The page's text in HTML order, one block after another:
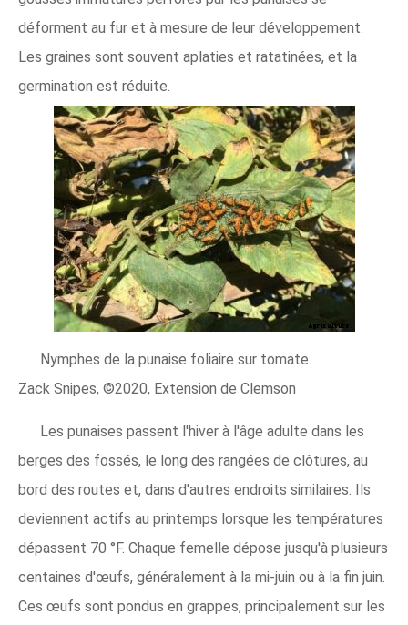
déforment au fur et à mesure de leur développement.
Les graines sont souvent aplaties et ratatinées, et la
germination est réduite.
Nymphes de la punaise foliaire sur tomate.
Zack Snipes, ©2020, Extension de Clemson
Les punaises passent l'hiver à l'âge adulte dans les
berges des fossés, le long des rangées de clôtures, au
bord des routes et, dans d'autres endroits similaires. Ils
deviennent actifs au printemps lorsque les températures
dépassent 70 °F. Chaque femelle dépose jusqu'à plusieurs
centaines d'œufs, généralement à la mi-juin ou à la fin juin.
Ces œufs sont pondus en grappes, principalement sur les